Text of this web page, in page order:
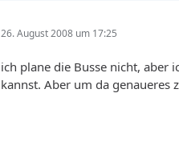
26. August 2008 um 17:25
ich plane die Busse nicht, aber
kannst. Aber um da genaueres